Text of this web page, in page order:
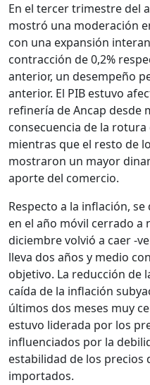
En el tercer trimestre del
mostró una moderación
con una expansión
contracción de 0,2%
anterior, un desempeño
anterior. El PIB estuvo
refinería de Ancap desde
consecuencia de la
mientras que el resto de
mostraron un mayor
aporte del comercio.
Respecto a la inflación,
en el año móvil cerrado a
diciembre volvió a caer -
lleva dos años y medio
objetivo. La reducción de
caída de la inflación
últimos dos meses muy
estuvo liderada por los
influenciados por la
estabilidad de los
importados.